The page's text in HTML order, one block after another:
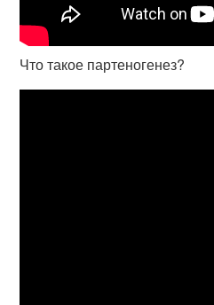
Что такое партеногенез?